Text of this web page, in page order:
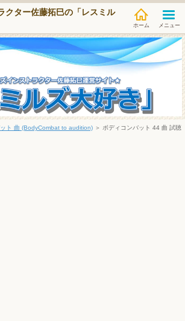
クター佐藤拓巳の「レスミル
メニュー
ト 曲 (BodyCombat to audition) ＞ ボディコンバット 44 曲 試聴